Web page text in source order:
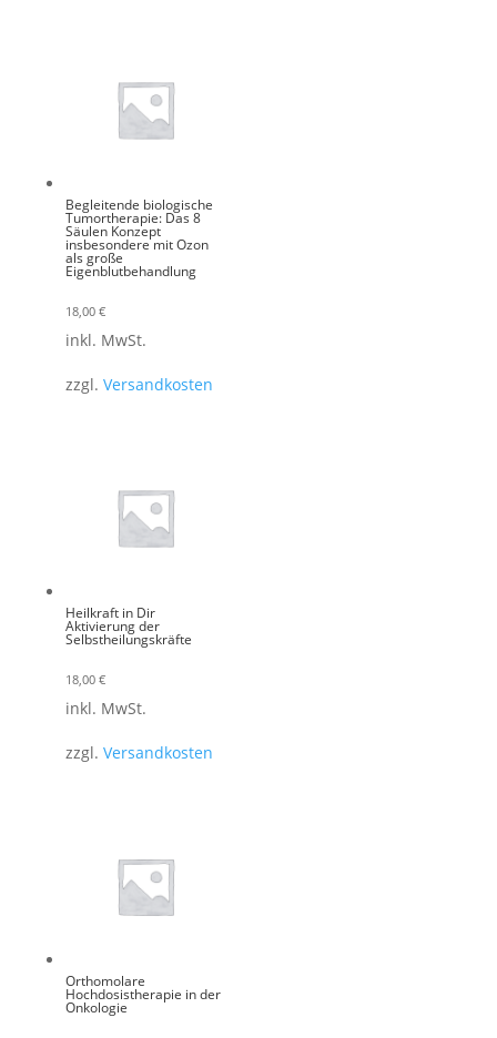
Begleitende biologische
Tumortherapie: Das 8
Säulen Konzept
insbesondere mit Ozon
als große
Eigenblutbehandlung
18,00 €
inkl. MwSt.
zzgl. Versandkosten
Heilkraft in Dir
Aktivierung der
Selbstheilungskräfte
18,00 €
inkl. MwSt.
zzgl. Versandkosten
Orthomolare
Hochdosistherapie in der
Onkologie